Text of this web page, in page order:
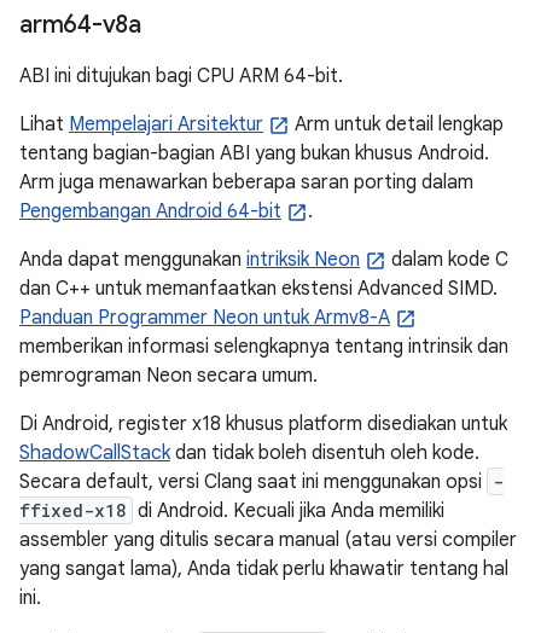
arm64-v8a
ABI ini ditujukan bagi CPU ARM 64-bit.
Lihat Mempelajari Arsitektur
Arm untuk detail lengkap
tentang bagian-bagian ABI yang bukan khusus Android.
Arm juga menawarkan beberapa saran porting dalam
Pengembangan Android 64-bit
.
Anda dapat menggunakan intriksik Neon
dalam kode C
dan C++ untuk memanfaatkan ekstensi Advanced SIMD.
Panduan Programmer Neon untuk Armv8-A
memberikan informasi selengkapnya tentang intrinsik dan
pemrograman Neon secara umum.
Di Android, register x18 khusus platform disediakan untuk
ShadowCallStackdan tidak boleh disentuh oleh kode.
Secara default, versi Clang saat ini menggunakan opsi
-
ffixed-x18 di Android. Kecuali jika Anda memiliki
assembler yang ditulis secara manual (atau versi compiler
yang sangat lama), Anda tidak perlu khawatir tentang hal
ini.